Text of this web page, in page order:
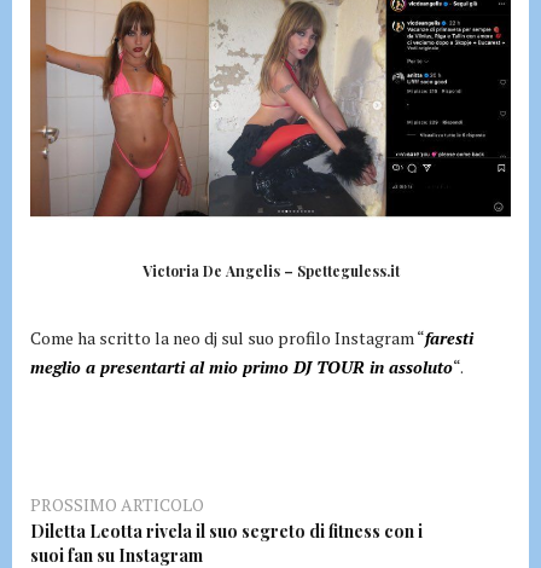
Victoria De Angelis – Spetteguless.it
Come ha scritto la neo dj sul suo profilo Instagram “faresti
meglio a presentarti al mio primo DJ TOUR in assoluto“.
PROSSIMO ARTICOLO
Diletta Leotta rivela il suo segreto di fitness con i
suoi fan su Instagram